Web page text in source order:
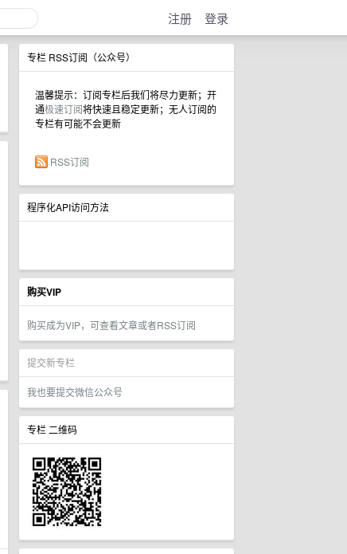
注册 登录
专栏 RSS订阅（公众号）
温馨提示：订阅专栏后我们将尽力更新；开
通极速订阅将快速且稳定更新；无人订阅的
专栏有可能不会更新
RSS订阅
程序化API访问方法
购买VIP
购买成为VIP，可查看文章或者RSS订阅
提交新专栏
我也要提交微信公众号
专栏 二维码